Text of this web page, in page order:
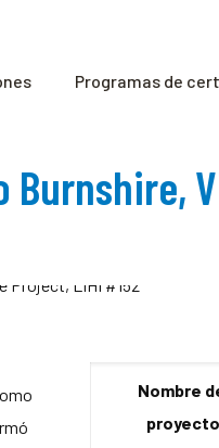
Programas de
Burnshire,
Nombre
proyecto